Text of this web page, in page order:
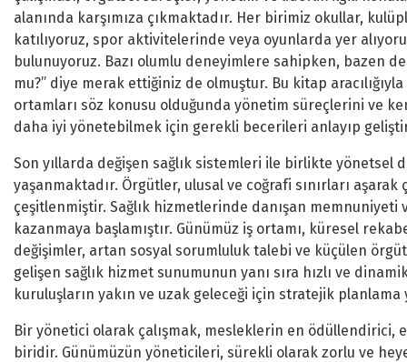
alanında karşımıza çıkmaktadır. Her birimiz okullar,
katılıyoruz, spor aktivitelerinde veya oyunlarda yer
bulunuyoruz. Bazı olumlu deneyimlere sahipken, bazen
mu?” diye merak ettiğiniz de olmuştur. Bu kitap
ortamları söz konusu olduğunda yönetim süreçlerini ve
daha iyi yönetebilmek için gerekli becerileri anlayıp
Son yıllarda değişen sağlık sistemleri ile birlikte yönetsel
yaşanmaktadır. Örgütler, ulusal ve coğrafi sınırları
çeşitlenmiştir. Sağlık hizmetlerinde danışan
kazanmaya başlamıştır. Günümüz iş ortamı, küresel
değişimler, artan sosyal sorumluluk talebi ve küçülen
gelişen sağlık hizmet sunumunun yanı sıra hızlı ve
kuruluşların yakın ve uzak geleceği için stratejik
Bir yönetici olarak çalışmak, mesleklerin en ödüllendirici,
biridir. Günümüzün yöneticileri, sürekli olarak zorlu ve